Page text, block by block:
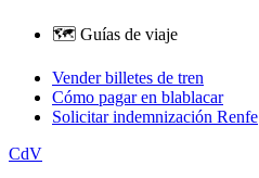
🗺️ Guías de viaje
Vender billetes de tren
Cómo pagar en blablacar
Solicitar indemnización Renfe
CdV